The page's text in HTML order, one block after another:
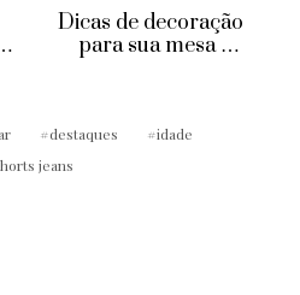
Dicas de decoração
para sua mesa de
destaques
idade
jeans